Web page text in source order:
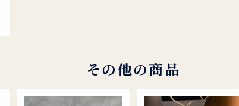
その他の商品